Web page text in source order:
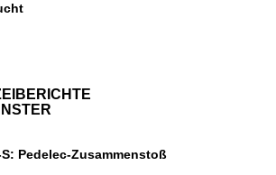
S: Pedelec-Zusammenstoß